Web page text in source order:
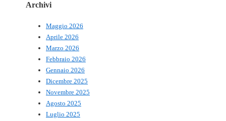
Archivi
Maggio 2026
Aprile 2026
Marzo 2026
Febbraio 2026
Gennaio 2026
Dicembre 2025
Novembre 2025
Agosto 2025
Luglio 2025